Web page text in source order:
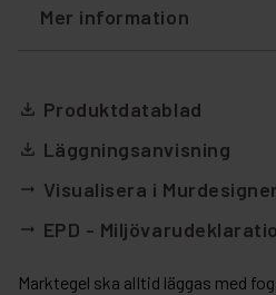
Mer information
file_download Produktdatablad
file_download Läggningsanvisning
arrow_right_alt Visualisera i
arrow_right_alt EPD -
Marktegel ska alltid läggas med